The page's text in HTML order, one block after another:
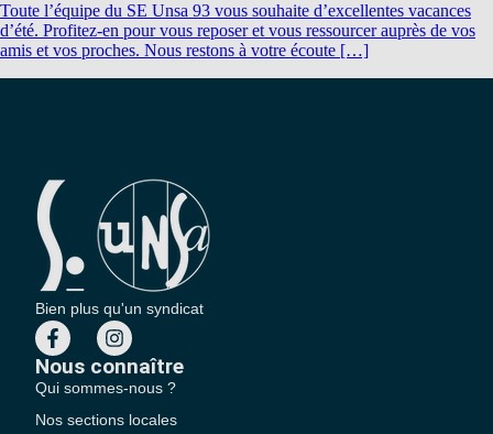
Toute l’équipe du SE Unsa 93 vous souhaite d’excellentes vacances
d’été. Profitez-en pour vous reposer et vous ressourcer auprès de vos
amis et vos proches. Nous restons à votre écoute […]
Bien plus qu'un syndicat
Nous connaître
Qui sommes-nous ?
Nos sections locales